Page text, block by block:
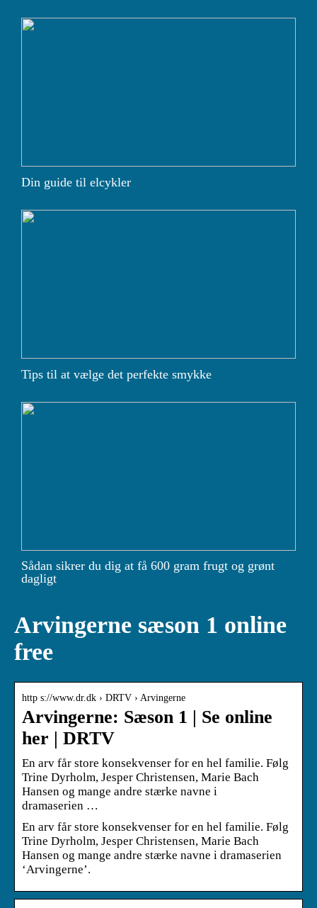
Din guide til elcykler
Tips til at vælge det perfekte smykke
Sådan sikrer du dig at få 600 gram frugt og grønt
dagligt
Arvingerne sæson 1 online
free
http s://www.dr.dk › DRTV › Arvingerne
Arvingerne: Sæson 1 | Se online
her | DRTV
En arv får store konsekvenser for en hel familie. Følg
Trine Dyrholm, Jesper Christensen, Marie Bach
Hansen og mange andre stærke navne i
dramaserien …
En arv får store konsekvenser for en hel familie. Følg
Trine Dyrholm, Jesper Christensen, Marie Bach
Hansen og mange andre stærke navne i dramaserien
‘Arvingerne’.